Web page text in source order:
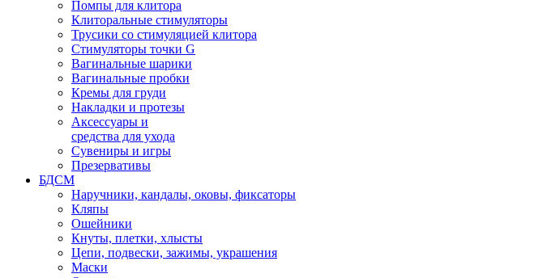
Помпы для клитора
Клиторальные стимуляторы
Трусики со стимуляцией клитора
Стимуляторы точки G
Вагинальные шарики
Вагинальные пробки
Кремы для груди
Накладки и протезы
Аксессуары и
средства для ухода
Сувениры и игры
Презервативы
БДСМ
Наручники, кандалы, оковы, фиксаторы
Кляпы
Ошейники
Кнуты, плетки, хлысты
Цепи, подвески, зажимы, украшения
Маски